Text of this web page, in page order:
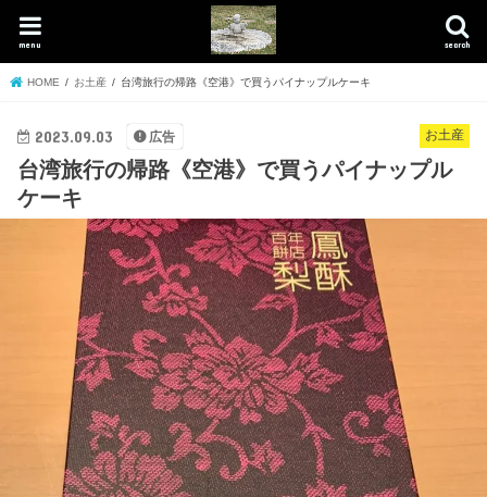
search
menu
HOME お土産 台湾旅行の帰路《空港》で買うパイナップルケーキ
お土産
2023.09.03 広告
台湾旅行の帰路《空港》で買うパイナップル
ケーキ